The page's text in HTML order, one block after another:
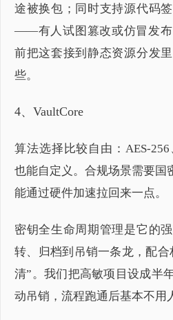
途被换包；同时支持源代码
——有人试图篡改或仿冒发布
前把这套接到静态资源分发
些。
4、VaultCore
算法选择比较自由：AES-
也能自定义。合规场景需要国
能通过硬件加速拉回来一点。
密钥全生命周期管理是它的
转、归档到吊销一条龙，配
清”。我们把高敏项目设成半
动吊销，流程跑通后基本不用